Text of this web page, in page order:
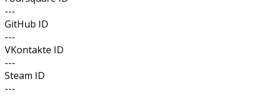
---
GitHub ID
---
VKontakte ID
---
Steam ID
---